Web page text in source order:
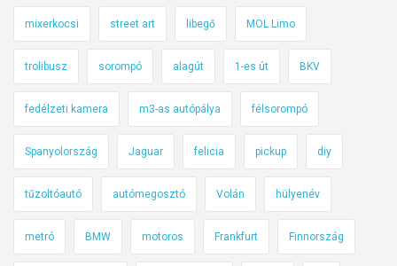
mixerkocsi street art libegő MOL Limo
trolibusz sorompó alagút 1-es út BKV
fedélzeti kamera m3-as autópálya félsorompó
Spanyolország Jaguar felicia pickup diy
tűzoltóautó autómegosztó Volán hülyenév
metró BMW motoros Frankfurt Finnország